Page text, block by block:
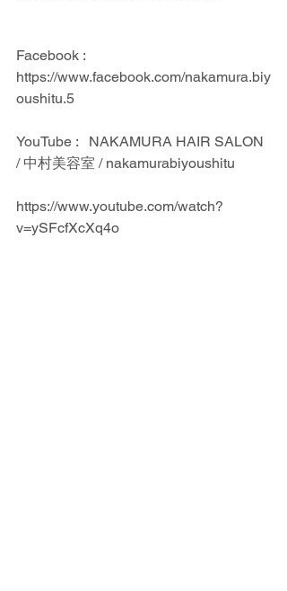
Facebook :
https://www.facebook.com/nakamura.biy
oushitu.5
YouTube :   NAKAMURA HAIR SALON
/ 中村美容室 / nakamurabiyoushitu
https://www.youtube.com/watch?
v=ySFcfXcXq4o